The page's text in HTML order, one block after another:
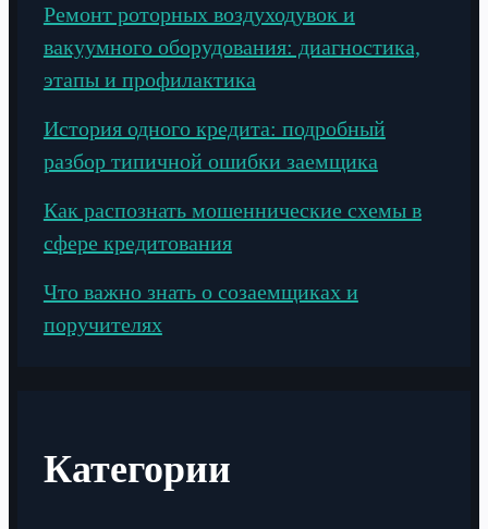
Ремонт роторных воздуходувок и
вакуумного оборудования: диагностика,
этапы и профилактика
История одного кредита: подробный
разбор типичной ошибки заемщика
Как распознать мошеннические схемы в
сфере кредитования
Что важно знать о созаемщиках и
поручителях
Категории